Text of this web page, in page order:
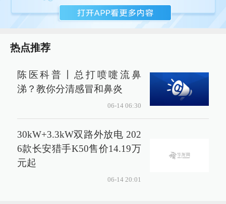
热点推荐
陈医科普丨总打喷嚏流鼻
涕？教你分清感冒和鼻炎
06-14 06:30
30kW+3.3kW双路外放电 202
6款长安猎手K50售价14.19万
元起
06-14 20:01